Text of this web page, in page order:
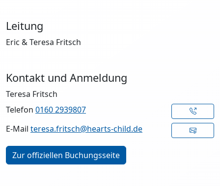
Leitung
Eric & Teresa Fritsch
Kontakt und Anmeldung
Teresa Fritsch
Telefon 0160 2939807
E-Mail teresa.fritsch@hearts-child.de
Zur offiziellen Buchungsseite